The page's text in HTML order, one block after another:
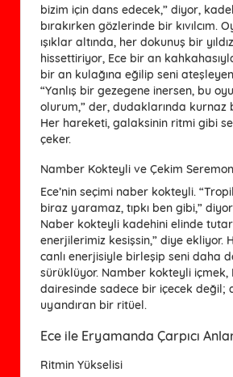
bizim için dans edecek,” diyor,
bırakırken gözlerinde bir kıvılcım.
ışıklar altında, her dokunuş bir
hissettiriyor, Ece bir an kahkahasıyla
bir an kulağına eğilip seni ateşleyen
“Yanlış bir gezegene inersen, bu
olurum,” der, dudaklarında kurnaz
Her hareketi, galaksinin ritmi gibi
çeker.
Namber Kokteyli ve Çekim
Ece’nin seçimi naber kokteyli.
biraz yaramaz, tıpkı ben gibi,”
Naber kokteyli kadehini elinde
enerjilerimiz kesişsin,” diye ekliyor.
canlı enerjisiyle birleşip seni daha
sürüklüyor. Namber kokteyli içmek,
dairesinde sadece bir içecek değil;
uyandıran bir ritüel.
Ece ile Eryamanda Çarpıcı
Ritmin Yükselisi